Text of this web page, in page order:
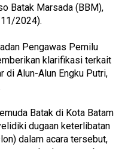
Batak Marsada (BBM),
2024).
Pengawas Pemilu
klarifikasi terkait
di Alun-Alun Engku Putri,
Batak di Kota Batam
dugaan keterlibatan
dalam acara tersebut,